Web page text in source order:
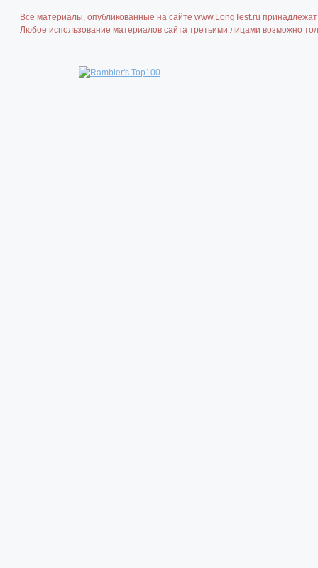
Все материалы, опубликованные на сайте www.LongTest.ru
Любое использование материалов сайта третьими лицами возможно